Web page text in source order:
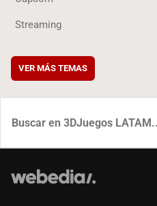
Streaming
VER MÁS TEMAS